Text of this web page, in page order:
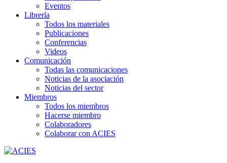
Eventos
Librería
Todos los materiales
Publicaciones
Conferencias
Videos
Comunicación
Todas las comunicaciones
Noticias de la asociación
Noticias del sector
Miembros
Todos los miembros
Hacerse miembro
Colaboradores
Colaborar con ACIES